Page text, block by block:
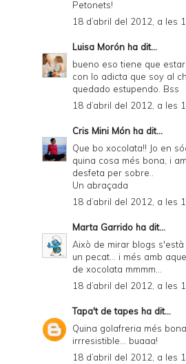
Petonets!
18 d’abril del 2012, a les
Luisa Morón ha dit...
bueno eso tiene que estar
con lo adicta que soy al
quedado estupendo. Bss
18 d’abril del 2012, a les
Cris Mini Món ha dit...
Que bo xocolata!! Jo en
quina cosa més bona, i
desfeta per sobre..
Un abraçada
18 d’abril del 2012, a les
Marta Garrido ha dit...
Això de mirar blogs
un pecat... i més amb
de xocolata mmmm...
18 d’abril del 2012, a les
Tapa't de tapes ha dit...
Quina golafreria més
irrresistible... buaaa!
18 d’abril del 2012, a les